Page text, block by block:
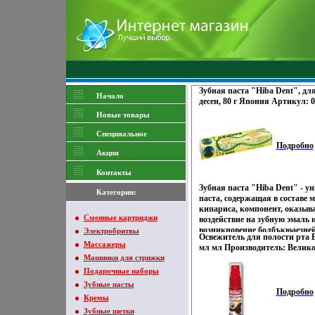
Начало
Новые товары
Специяальное
Акция
Контакты
Категории:
Сменные картриджи
Электробритвы
Массажеры
Машинки для стрижки
Подарочные наборы
Зубные пасты
Кремы
Зубные щетки
Зубная паста "Hiba Dent",
десен, 80 г Япония Артикул:
Подробно
Зубная паста "Hiba Dent" -
паста, содержащая в составе
кипариса, компонент,
воздействие на зубную
возникновение
эффективно борется с
причиной кариеса,
поверхности зубов,
неприятного запаха во рту
г Производитель: Япония
севижкмртифицирован.
Освежитель для полости
мл мл Производитель:
Подробно